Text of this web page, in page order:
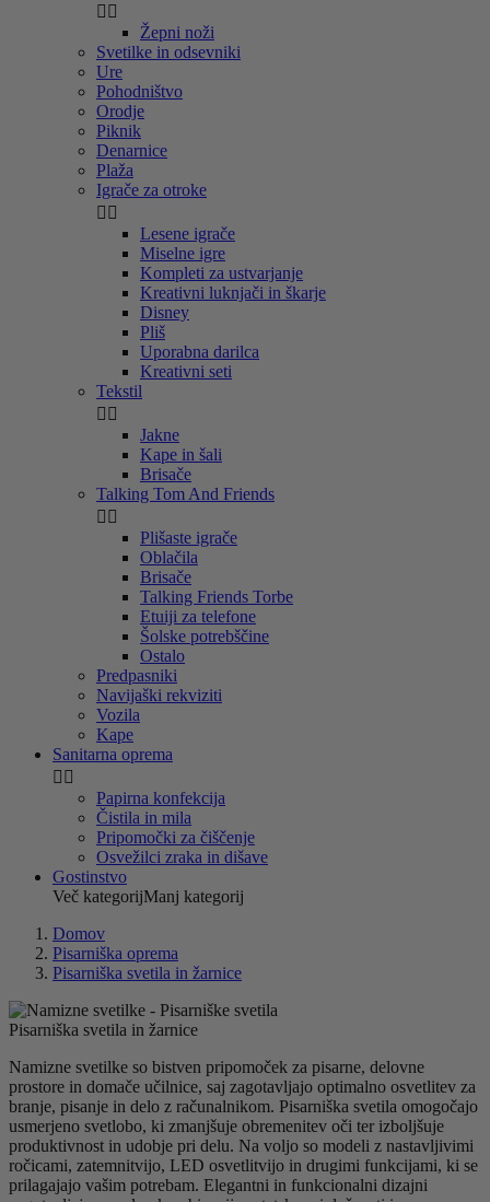
 
Žepni noži
Svetilke in odsevniki
Ure
Pohodništvo
Orodje
Piknik
Denarnice
Plaža
Igrače za otroke
 
Lesene igrače
Miselne igre
Kompleti za ustvarjanje
Kreativni luknjači in škarje
Disney
Pliš
Uporabna darilca
Kreativni seti
Tekstil
 
Jakne
Kape in šali
Brisače
Talking Tom And Friends
 
Plišaste igrače
Oblačila
Brisače
Talking Friends Torbe
Etuiji za telefone
Šolske potrebščine
Ostalo
Predpasniki
Navijaški rekviziti
Vozila
Kape
Sanitarna oprema
 
Papirna konfekcija
Čistila in mila
Pripomočki za čiščenje
Osvežilci zraka in dišave
Gostinstvo
Več kategorijManj kategorij
Domov
Pisarniška oprema
Pisarniška svetila in žarnice
Pisarniška svetila in žarnice
Namizne svetilke so bistven pripomoček za pisarne, delovne
prostore in domače učilnice, saj zagotavljajo optimalno osvetlitev za
branje, pisanje in delo z računalnikom. Pisarniška svetila omogočajo
usmerjeno svetlobo, ki zmanjšuje obremenitev oči ter izboljšuje
produktivnost in udobje pri delu. Na voljo so modeli z nastavljivimi
ročicami, zatemnitvijo, LED osvetlitvijo in drugimi funkcijami, ki se
prilagajajo vašim potrebam. Elegantni in funkcionalni dizajni